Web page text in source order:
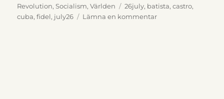
den
Revolution,Socialism,Världen Etiketter
26july, batista,castro,
cuba,fidel, july26 Lämna en kommentartill